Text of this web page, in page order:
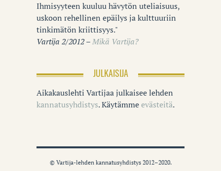
Ihmisyyteen kuuluu hävytön uteliaisuus,
uskoon rehellinen epäilys ja kulttuuriin
tinkimätön kriittisyys."
Vartija 2/2012 –Mikä Vartija?
JULKAISIJA
Aikakauslehti Vartijaa julkaisee lehden
kannatusyhdistys. Käytämmeevästeitä.
© Vartija-lehden kannatusyhdistys 2012–2020.